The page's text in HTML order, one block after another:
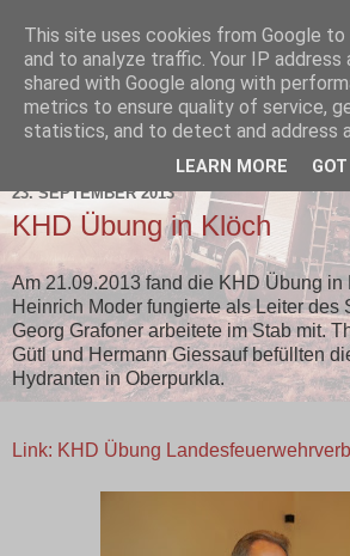
23. SEPTEMBER 2013
KHD Übung in Klöch
Am 21.09.2013 fand die KHD Übung in
Heinrich Moder fungierte als Leiter des
Georg Grafoner arbeitete im Stab mit.
Gütl und Hermann Giessauf befüllten
Hydranten in Oberpurkla.
Link: KHD Übung
This site uses cookies from Google
and to analyze traffic. Your IP address
shared with Google along with
metrics to ensure quality of service,
statistics, and to detect and address
LEARN MORE